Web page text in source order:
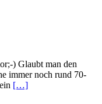
) Glaubt man den
immer noch rund 70-
[…]